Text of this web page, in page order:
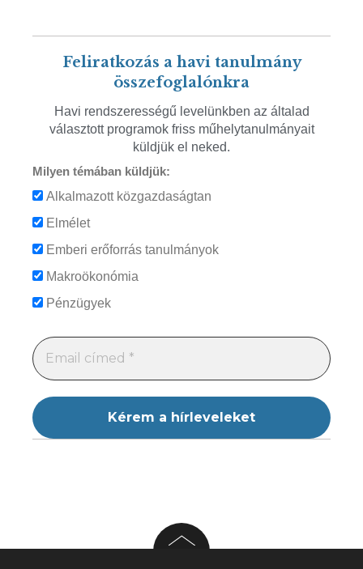
Feliratkozás a havi tanulmány
összefoglalónkra
Havi rendszerességű levelünkben az általad
választott programok friss műhelytanulmányait
küldjük el neked.
Milyen témában küldjük:
Alkalmazott közgazdaságtan
Elmélet
Emberi erőforrás tanulmányok
Makroökonómia
Pénzügyek